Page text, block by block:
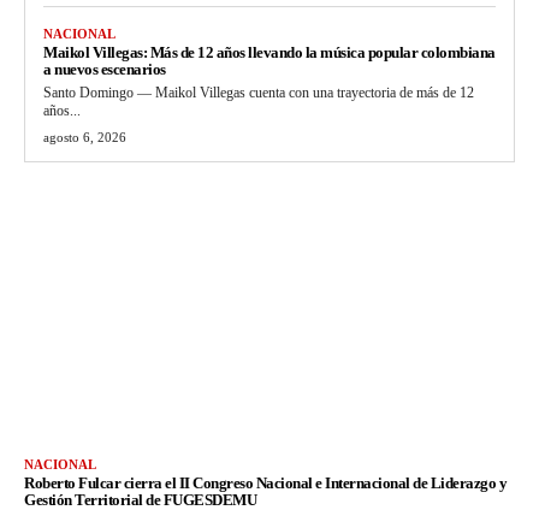
NACIONAL
Maikol Villegas: Más de 12 años llevando la música popular colombiana
a nuevos escenarios
Santo Domingo — Maikol Villegas cuenta con una trayectoria de más de 12
años...
agosto 6, 2026
NACIONAL
Roberto Fulcar cierra el II Congreso Nacional e Internacional de Liderazgo y
Gestión Territorial de FUGESDEMU